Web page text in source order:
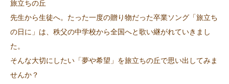
旅立ちの丘
先生から生徒へ。たった一度の贈り物だった卒業ソング「旅立ち
の日に」は、秩父の中学校から全国へと歌い継がれていきまし
た。
そんな大切にしたい「夢や希望」を旅立ちの丘で思い出してみま
せんか？